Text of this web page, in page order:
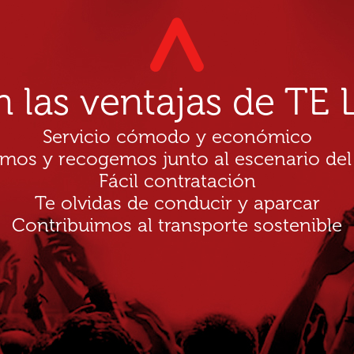
las ventajas de TE
Servicio cómodo y económico
y recogemos junto al escenario
Fácil contratación
Te olvidas de conducir y aparcar
Contribuimos al transporte sostenible